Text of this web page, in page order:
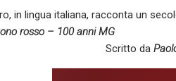
in lingua italiana, racconta un
rosso – 100 anni MG
Scritto da